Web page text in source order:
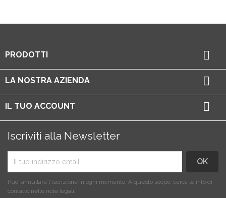
PRODOTTI 
LA NOSTRA AZIENDA 
IL TUO ACCOUNT 
Iscriviti alla Newsletter
Puoi annullare l'iscrizione in ogni momento. A questo scopo, cerca le info di
contatto nelle note legali.